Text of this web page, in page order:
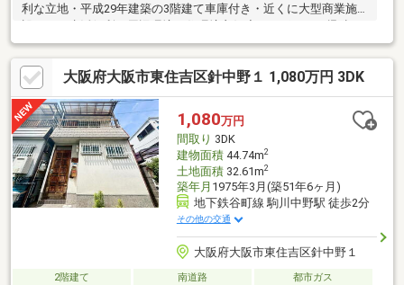
利な立地・平成29年建築の3階建て車庫付き・近くに大型商業施
◇交渉は全力です◆‐多忙なお客様の「面倒だな」をフルサポート
致します‐◆「とりあえず見たい」「他社でローンをを断られた」
「他社の物件もまとめて見てみたい」「相談だけしてみたい」
「しっかり交渉してほしい」「無駄を省きたい」等お気軽にご連
絡下さいませ。
大阪府大阪市東住吉区針中野１ 1,080万円 3DK
1,080万円
間取り 3DK
建物面積44.74m2
土地面積32.61m2
築年月 1975年3月(築51年6ヶ月)
地下鉄谷町線 駒川中野駅 徒歩2分
その他の交通
大阪府大阪市東住吉区針中野１
2階建て 南道路
都市ガス